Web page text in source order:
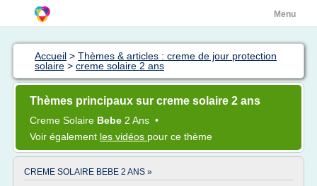
Menu
Accueil > Thèmes & articles : creme de jour protection
solaire > creme solaire 2 ans
Thèmes principaux sur creme solaire 2 ans
Creme Solaire Bebe 2 Ans •
Voir également les vidéos pour ce thème
CREME SOLAIRE BEBE 2 ANS »